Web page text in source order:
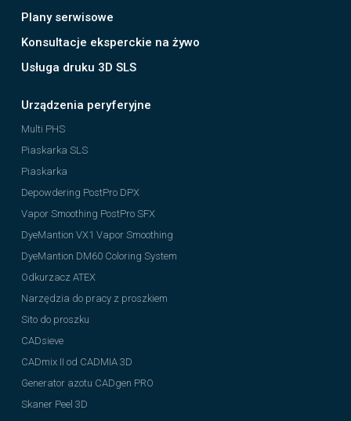
Plany serwisowe
Konsultacje eksperckie na żywo
Usługa druku 3D SLS
Urządzenia peryferyjne
Multi PHS
Piaskarka SLS
Piaskarka
Depowdering PostPro DPX
Vapor Smoothing PostPro SFX
DyeMantion VX1 Vapor Smoothing
DyeMantion DM60 Coloring System
Odkurzacz ATEX
Narzędzia do pracy z proszkiem
Sito do proszku
CADsieve
CADmix II od CADMIA 3D
Generator azotu CADgen PRO
Skaner Peel 3D